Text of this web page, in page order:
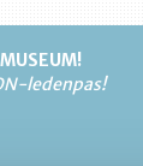
ledenpas!